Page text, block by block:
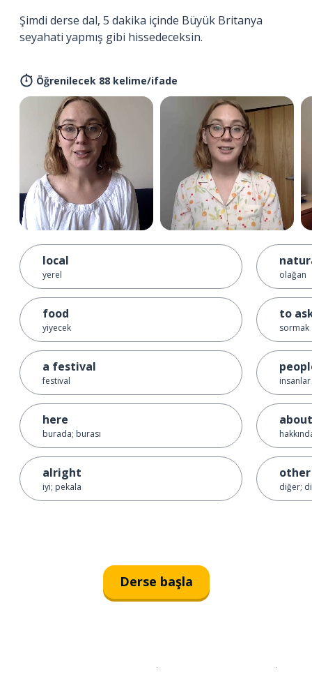
Şimdi derse dal, 5 dakika içinde Büyük Britanya
seyahati yapmış gibi hissedeceksin.
Öğrenilecek 88 kelime/ifade
local
yerel
food
yiyecek
a festival
festival
here
burada; burası
alright
iyi; pekala
olağan
to
sormak
insanlar
about
other
diğer;
Derse başla